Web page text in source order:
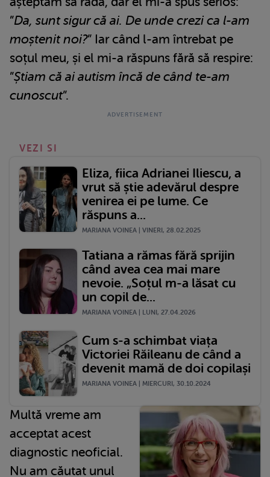
”Da, sunt sigur că ai. De unde crezi ca l-am
moștenit noi?” Iar când l-am întrebat pe
soțul meu, și el mi-a răspuns fără să respire:
”Știam că ai autism încă de când te-am
cunoscut”.
VEZI SI
Eliza, fiica Adrianei Iliescu, a
vrut să știe adevărul despre
venirea ei pe lume. Ce
răspuns a...
MARIANA VOINEA | VINERI, 28.02.2025
Tatiana a rămas fără sprijin
când avea cea mai mare
nevoie. „Soțul m-a lăsat cu
un copil de...
MARIANA VOINEA | LUNI, 27.04.2026
Cum s-a schimbat viața
Victoriei Răileanu de când a
devenit mamă de doi copilași
MARIANA VOINEA | MIERCURI, 30.10.2024
Multă vreme am
acceptat acest
diagnostic neoficial.
Nu am căutat unul